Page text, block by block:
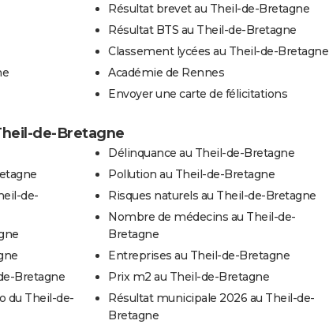
Résultat brevet au Theil-de-Bretagne
Résultat BTS au Theil-de-Bretagne
Classement lycées au Theil-de-Bretagne
Académie de Rennes
Envoyer une carte de félicitations
de-Bretagne
de-
Bretagne
du Theil-de-
Délinquance au Theil-de-Bretagne
Pollution au Theil-de-Bretagne
Risques naturels au Theil-de-Bretagne
Nombre de médecins au Theil-de-
Bretagne
Entreprises au Theil-de-Bretagne
Prix m2 au Theil-de-Bretagne
Résultat municipale 2026 au Theil-de-
Bretagne